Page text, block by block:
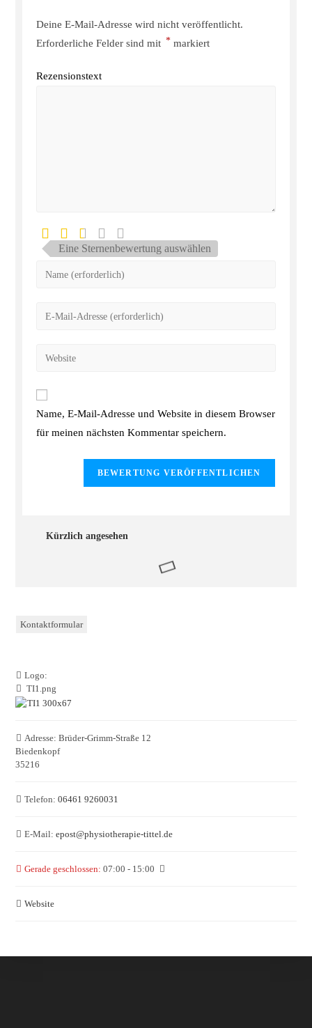
Deine E-Mail-Adresse wird nicht veröffentlicht.
Erforderliche Felder sind mit * markiert
Rezensionstext
Eine Sternenbewertung auswählen
Name, E-Mail-Adresse und Website in diesem Browser
für meinen nächsten Kommentar speichern.
Kürzlich angesehen
Kontaktformular
Logo:
TI1.png
Adresse: Brüder-Grimm-Straße 12
Biedenkopf
35216
Telefon: 06461 9260031
E-Mail: epost@physiotherapie-tittel.de
Gerade geschlossen: 07:00 - 15:00
Website